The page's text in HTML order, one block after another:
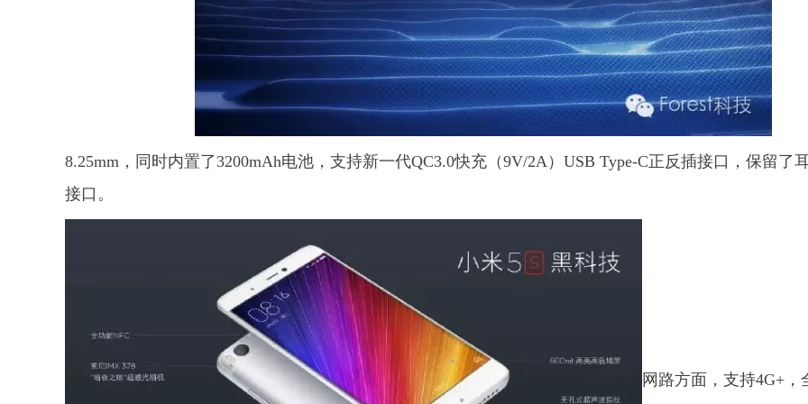
8.25mm，同时内置了3200mAh电池，支持新一代QC3.0快充（9V/2A）USB Type-C正反插接口，保留了
接口。
网路方面，支持4G+，